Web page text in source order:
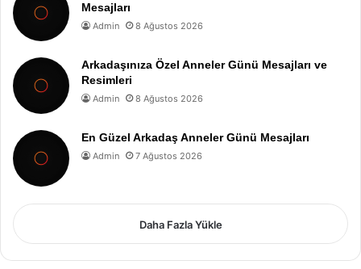
Mesajları
Admin 8 Ağustos 2026
Arkadaşınıza Özel Anneler Günü Mesajları ve
Resimleri
Admin 8 Ağustos 2026
En Güzel Arkadaş Anneler Günü Mesajları
Admin 7 Ağustos 2026
Daha Fazla Yükle